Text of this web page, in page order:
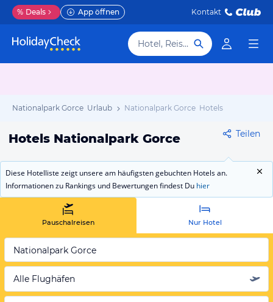
% Deals App öffnen Kontakt
Hotel, Reiseziel
Nationalpark Gorce Urlaub Nationalpark Gorce Hotels
Hotels Nationalpark Gorce Teilen
Diese Hotelliste zeigt unsere am häufigsten gebuchten Hotels an.
Informationen zu Rankings und Bewertungen findest Du hier
Pauschalreisen Nur Hotel
Nationalpark Gorce
Alle Flughäfen